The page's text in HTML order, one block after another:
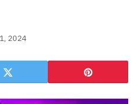
2024